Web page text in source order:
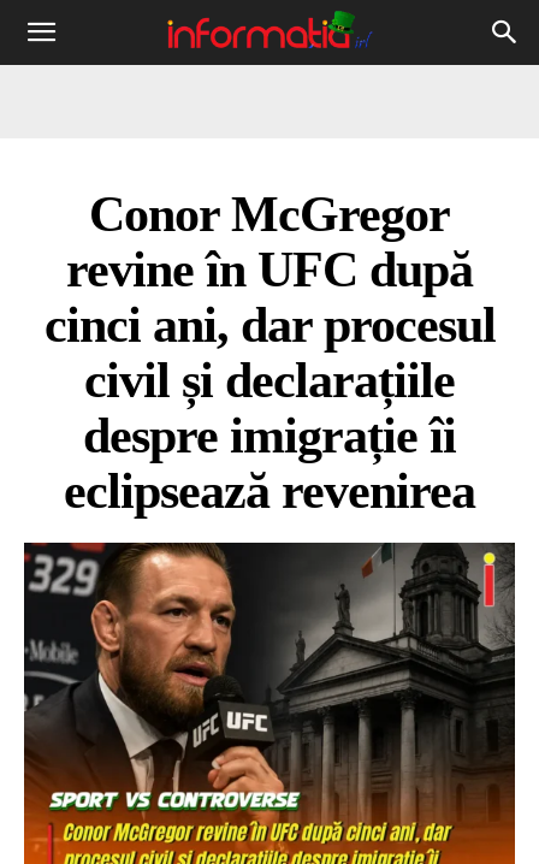
Informația
Conor McGregor
revine în UFC după
cinci ani, dar procesul
civil și declarațiile
despre imigrație îi
eclipsează revenirea